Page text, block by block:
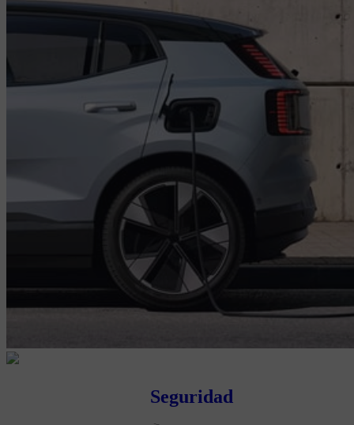
Seguridad